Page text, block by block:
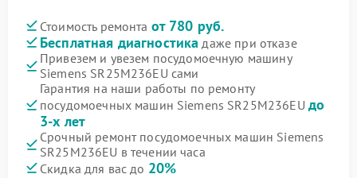
Стоимость ремонта от 780 руб.
Бесплатная диагностика даже при отказе
Привезем и увезем посудомоечную машину
Siemens SR25M236EU сами
Гарантия на наши работы по ремонту
посудомоечных машин Siemens SR25M236EU до
3-х лет
Срочный ремонт посудомоечных машин Siemens
SR25M236EU в течении часа
Скидка для вас до 20%